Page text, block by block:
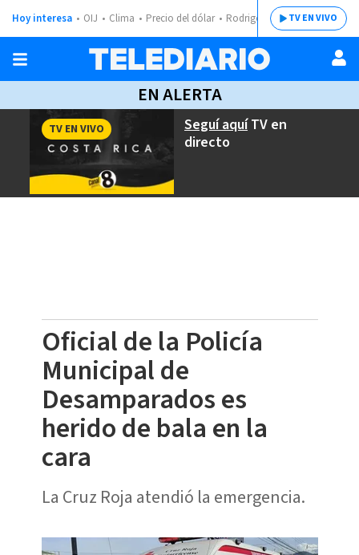
Hoy interesa OIJ Clima Precio del dólar Rodrigo ChavesTV EN VIVO
EN ALERTA
Seguí aquíTV en
directo
TV EN VIVO
Oficial de la Policía
Municipal de
Desamparados es
herido de bala en la
cara
La Cruz Roja atendió la emergencia.